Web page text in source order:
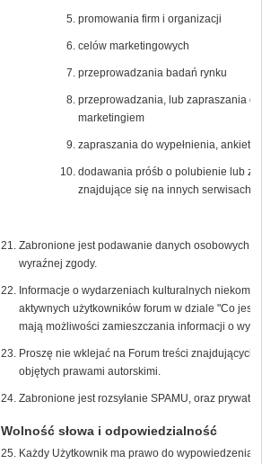
promowania firm i organizacji
celów marketingowych
przeprowadzania badań rynku
przeprowadzania, lub zapraszania
marketingiem
zapraszania do wypełnienia, ankiet
dodawania próśb o polubienie lub
znajdujące się na innych serwisach
Zabronione jest podawanie danych osobowych
wyraźnej zgody.
Informacje o wydarzeniach kulturalnych
aktywnych użytkowników forum w dziale "Co
mają możliwości zamieszczania informacji o
Proszę nie wklejać na Forum treści
objętych prawami autorskimi.
Zabronione jest rozsyłanie SPAMU, oraz
Wolność słowa i odpowiedzialność
Każdy Użytkownik ma prawo do wypowiedzenia